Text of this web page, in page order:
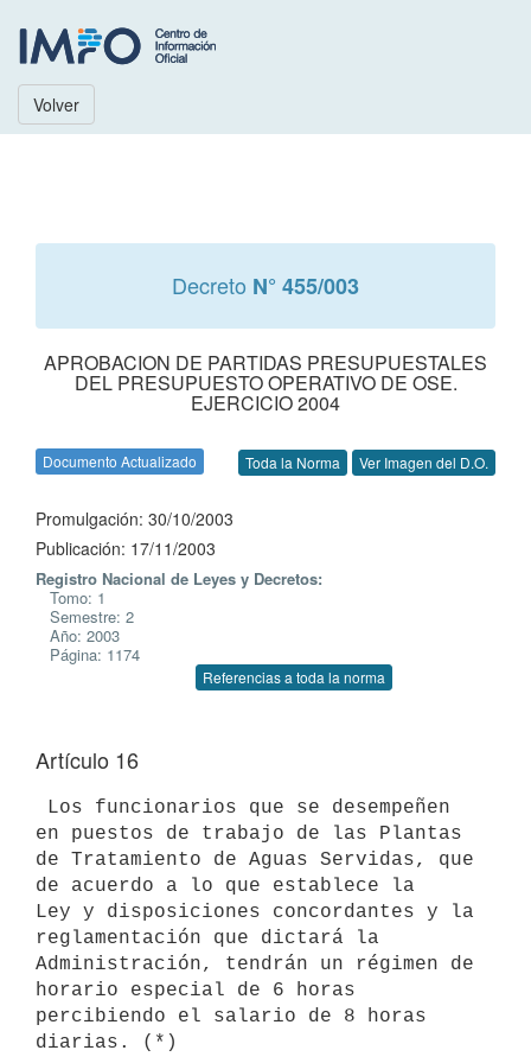
Volver
Decreto N° 455/003
APROBACION DE PARTIDAS PRESUPUESTALES
DEL PRESUPUESTO OPERATIVO DE OSE.
EJERCICIO 2004
Documento Actualizado Toda la Norma Ver Imagen del D.O.
Promulgación: 30/10/2003
Publicación: 17/11/2003
Registro Nacional de Leyes y Decretos:
Tomo: 1
Semestre: 2
Año: 2003
Página: 1174
Referencias a toda la norma
Artículo 16
en puestos de trabajo de las Plantas
de Tratamiento de Aguas Servidas, que
de acuerdo a lo que establece la
Ley y disposiciones concordantes y la
reglamentación que dictará la
Administración, tendrán un régimen de
horario especial de 6 horas
percibiendo el salario de 8 horas